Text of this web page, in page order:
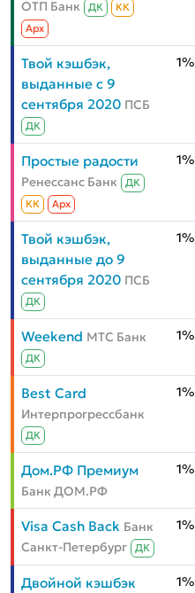
ОТП Банк ДК
КК
Aрх
Твой кэшбэк,
выданные с 9
сентября 2020 ПСБ
ДК
1%
Простые радости
Ренессанс Банк
ДК
КК
Aрх
1%
Твой кэшбэк,
выданные до 9
сентября 2020 ПСБ
ДК
1%
Weekend МТС Банк
ДК
1%
Best Card
Интерпрогрессбанк
ДК
1%
Дом.РФ Премиум
Банк ДОМ.РФ
1%
Visa Cash Back Банк
Санкт-Петербург
ДК
1%
Двойной кэшбэк 1%